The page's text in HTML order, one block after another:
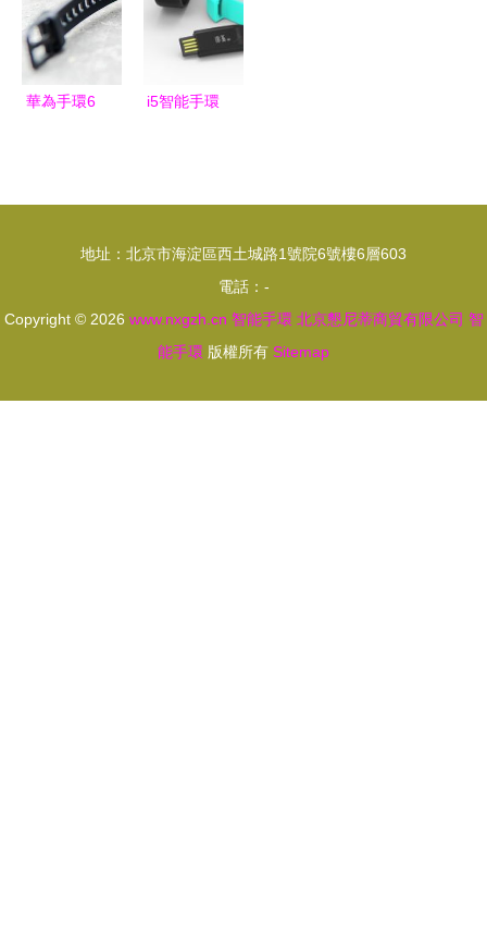
看
防水設計與
久坐提醒一
應俱全
華為手環6
i5智能手環
地址：北京市海淀區西土城路1號院6號樓6層603
電話：-
Copyright © 2026 www.nxgzh.cn 智能手環 北京懇尼蒂商貿有限公司 智
能手環 版權所有 Sitemap